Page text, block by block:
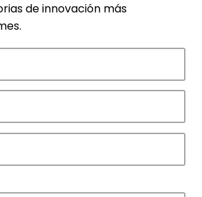
que impulsan la
parques de APTE.
de innovación más